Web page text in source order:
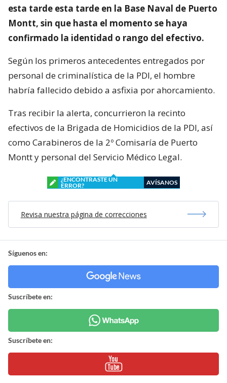
esta tarde esta tarde en la Base Naval de Puerto
Montt, sin que hasta el momento se haya
confirmado la identidad o rango del efectivo.
Según los primeros antecedentes entregados por
personal de criminalística de la PDI, el hombre
habría fallecido debido a asfixia por ahorcamiento.
Tras recibir la alerta, concurrieron la recinto
efectivos de la Brigada de Homicidios de la PDI, así
como Carabineros de la 2º Comisaría de Puerto
Montt y personal del Servicio Médico Legal.
¿ENCONTRASTE UN
ERROR?
AVÍSANOS
Revisa nuestra página de correcciones
Síguenos en:
Suscríbete en:
Suscríbete en: